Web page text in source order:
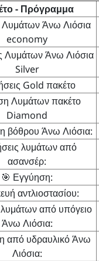
- Πρόγραμμα
Άνω Λιόσια
economy
Λυμάτων Άνω Λιόσια
Silver
Gold πακέτο
Λυμάτων πακέτο
Diamond
βόθρου Άνω Λιόσια:
λυμάτων από
ασανσέρ:
🎯 Εγγύηση:
αντλιοστασίου:
από υπόγειο
Άνω Λιόσια:
από υδραυλικό Άνω
Λιόσια: